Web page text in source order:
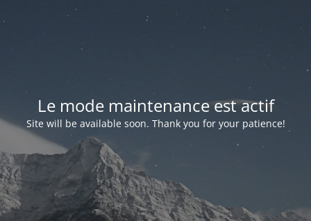
Le mode maintenance est actif
Site will be available soon. Thank you for your patience!